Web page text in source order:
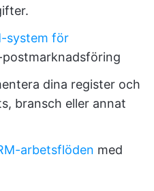
system för
dina register och
bransch eller annat
arbetsflöden med